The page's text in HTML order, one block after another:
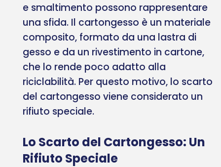
e smaltimento possono rappresentare
una sfida. Il cartongesso è un materiale
composito, formato da una lastra di
gesso e da un rivestimento in cartone,
che lo rende poco adatto alla
riciclabilità. Per questo motivo, lo scarto
del cartongesso viene considerato un
rifiuto speciale.
Lo Scarto del Cartongesso: Un
Rifiuto Speciale